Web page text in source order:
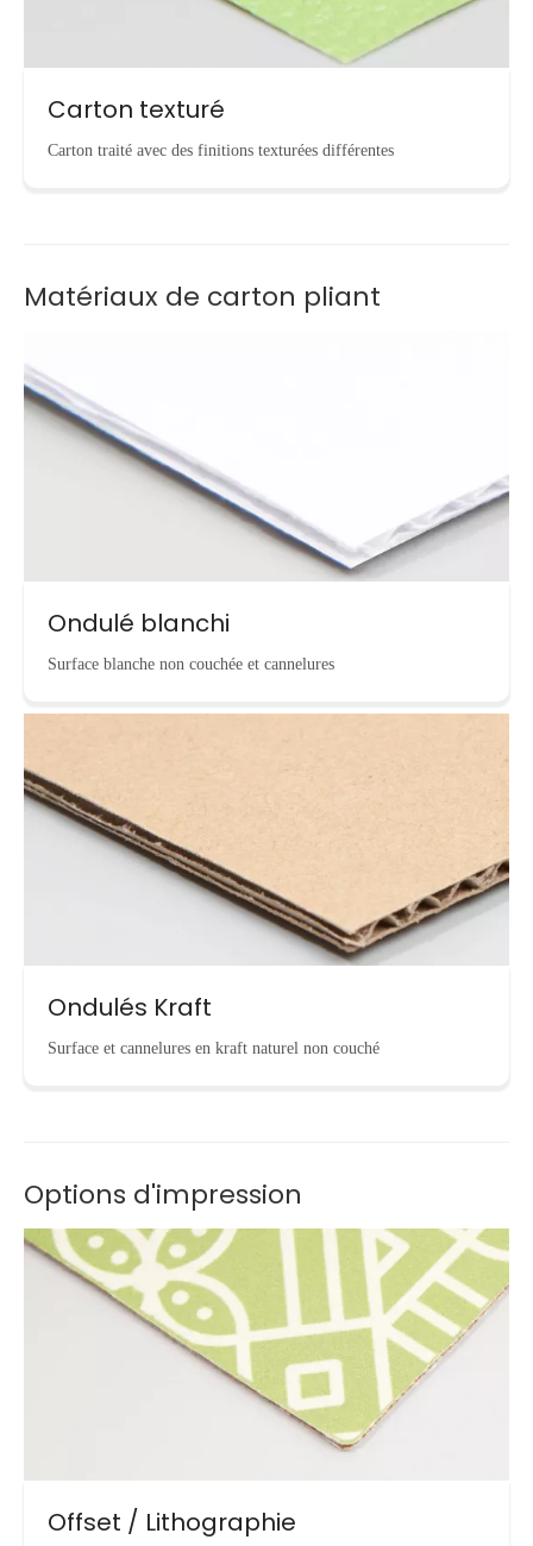
Carton texturé
Carton traité avec des finitions texturées différentes
Matériaux de carton pliant
Ondulé blanchi
Surface blanche non couchée et cannelures
Ondulés Kraft
Surface et cannelures en kraft naturel non couché
Options d'impression
Offset / Lithographie